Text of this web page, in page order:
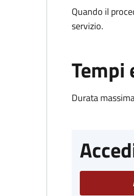
Quando il
servizio.
Tempi
Durata